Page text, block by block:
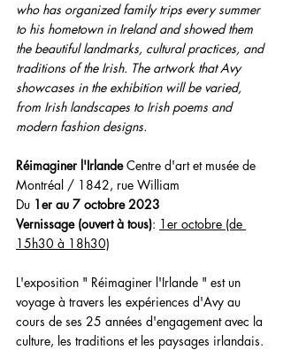
who has organized family trips every summer
to his hometown in Ireland and showed them
the beautiful landmarks, cultural practices, and
traditions of the Irish. The artwork that Avy
showcases in the exhibition will be varied,
from Irish landscapes to Irish poems and
modern fashion designs.
Réimaginer l'Irlande Centre d'art et musée de
Montréal / 1842, rue William
Du 1er au 7 octobre 2023
Vernissage (ouvert à tous): 1er octobre (de
15h30 à 18h30)
L'exposition " Réimaginer l'Irlande " est un
voyage à travers les expériences d'Avy au
cours de ses 25 années d'engagement avec la
culture, les traditions et les paysages irlandais.